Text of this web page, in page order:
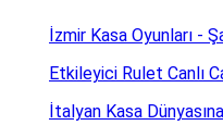
İzmir Kasa Oyunları -
Etkileyici Rulet Canlı
İtalyan Kasa